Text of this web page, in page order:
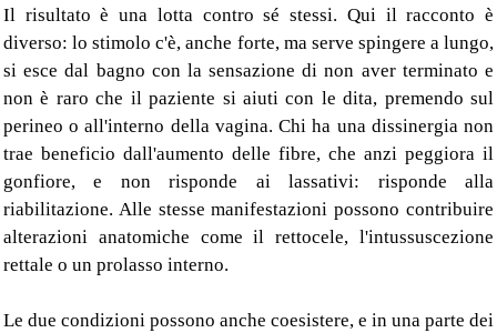
Il risultato è una lotta contro sé stessi. Qui il racconto è
diverso: lo stimolo c'è, anche forte, ma serve spingere a lungo,
si esce dal bagno con la sensazione di non aver terminato e
non è raro che il paziente si aiuti con le dita, premendo sul
perineo o all'interno della vagina. Chi ha una dissinergia non
trae beneficio dall'aumento delle fibre, che anzi peggiora il
gonfiore, e non risponde ai lassativi: risponde alla
riabilitazione. Alle stesse manifestazioni possono contribuire
alterazioni anatomiche come il rettocele, l'intussuscezione
rettale o un prolasso interno.
Le due condizioni possono anche coesistere, e in una parte dei